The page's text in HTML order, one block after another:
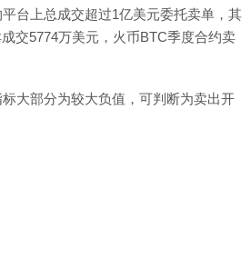
台上总成交超过1亿美元委托卖单，其
交5774万美元，火币BTC季度合约卖
大部分为较大负值，可判断为卖出开